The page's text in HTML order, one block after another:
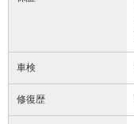
車検
修復歴